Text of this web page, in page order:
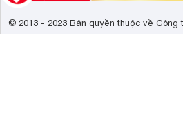
© 2013 - 2023 Bản quyền thuộc về Công